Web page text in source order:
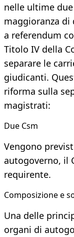
nelle ultime
maggioranza di
a referendum
Titolo IV della
separare le
giudicanti.
riforma sulla
magistrati:
Due Csm
Vengono
autogoverno, il
requirente.
Composizione e
Una delle
organi di